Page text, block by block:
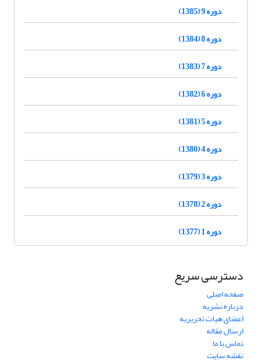
دوره 9 (1385)
دوره 8 (1384)
دوره 7 (1383)
دوره 6 (1382)
دوره 5 (1381)
دوره 4 (1380)
دوره 3 (1379)
دوره 2 (1378)
دوره 1 (1377)
دسترسی سریع
صفحه اصلی
درباره نشریه
اعضای هیات تحریریه
ارسال مقاله
تماس با ما
نقشه سایت